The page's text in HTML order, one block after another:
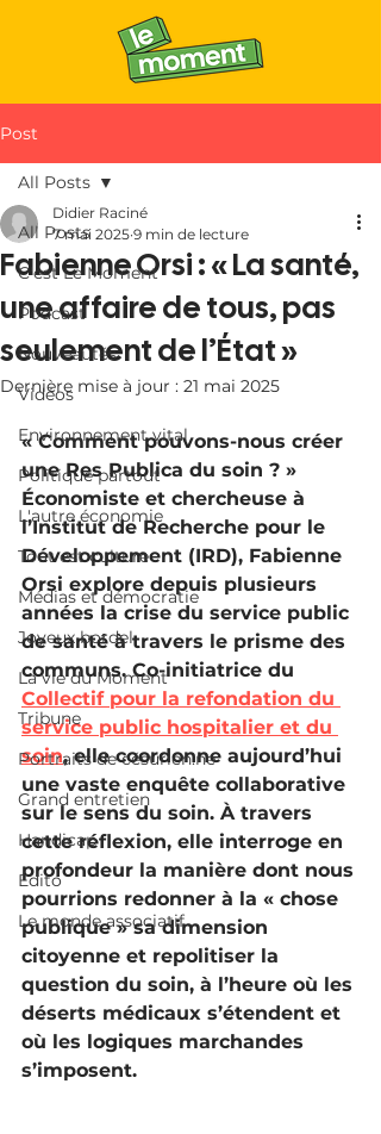
Post
All Posts
C'est Le Moment
Podcast
Nouveautés
Vidéos
Environnement vital
Politique partout
L'autre économie
Tout est culture
Médias et démocratie
Joyeux bordel
La vie du Moment
Tribune
Portraits de césurien.ne
Grand entretien
Handicap
Édito
Le monde associatif
All Posts
Fabienne Orsi : « La santé,
une affaire de tous, pas
seulement de l’État »
Didier Raciné
7 mai 2025 9 min de lecture
Dernière mise à jour : 21 mai 2025
« Comment pouvons-nous créer
une Res Publica du soin ? »
Économiste et chercheuse à
l’Institut de Recherche pour le
Développement (IRD), Fabienne
Orsi explore depuis plusieurs
années la crise du service public
de santé à travers le prisme des
communs. Co-initiatrice du
Collectif pour la refondation du
service public hospitalier et du
soin, elle coordonne aujourd’hui
une vaste enquête collaborative
sur le sens du soin. À travers
cette réflexion, elle interroge en
profondeur la manière dont nous
pourrions redonner à la « chose
publique » sa dimension
citoyenne et repolitiser la
question du soin, à l’heure où les
déserts médicaux s’étendent et
où les logiques marchandes
s’imposent.